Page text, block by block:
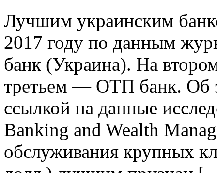
Лучшим украинским
2017 году по данным
банк (Украина). На
третьем — ОТП банк. Об
ссылкой на данные
Banking and Wealth
обслуживания крупных